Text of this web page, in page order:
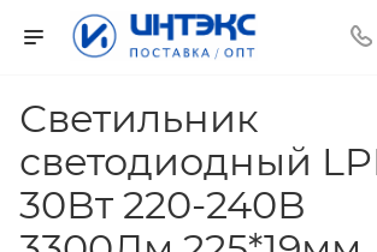
Светильник
светодиодный
30Вт 220-240В